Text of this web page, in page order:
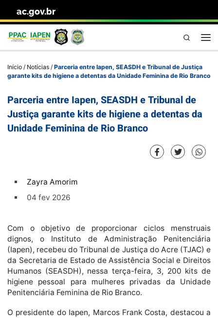
Skip to content
ac.gov.br
Pesquisa
Início / Notícias / Parceria entre Iapen, SEASDH e Tribunal de Justiça
garante kits de higiene a detentas da Unidade Feminina de Rio Branco
Parceria entre Iapen, SEASDH e Tribunal de
Justiça garante kits de higiene a detentas da
Unidade Feminina de Rio Branco
Zayra Amorim
04 fev 2026
Com o objetivo de proporcionar ciclos menstruais
dignos, o Instituto de Administração Penitenciária
(Iapen), recebeu do Tribunal de Justiça do Acre (TJAC) e
da Secretaria de Estado de Assistência Social e Direitos
Humanos (SEASDH), nessa terça-feira, 3, 200 kits de
higiene pessoal para mulheres privadas da Unidade
Penitenciária Feminina de Rio Branco.
O presidente do Iapen, Marcos Frank Costa, destacou a